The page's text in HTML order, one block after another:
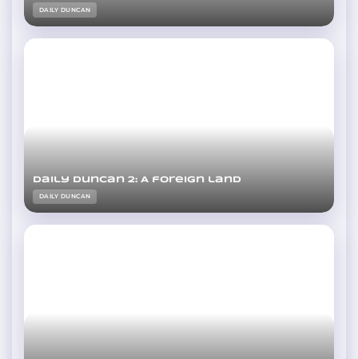
DAILY DUNCAN
Daily Duncan 2: A foreign land
DAILY DUNCAN